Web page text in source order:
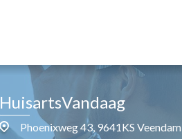
HuisartsVandaag
Phoenixweg 43, 9641KS Veendam